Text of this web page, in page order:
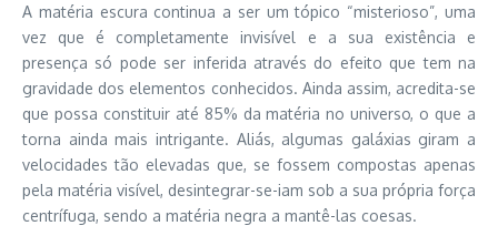
A matéria escura continua a ser um tópico “misterioso”, uma
vez que é completamente invisível e a sua existência e
presença só pode ser inferida através do efeito que tem na
gravidade dos elementos conhecidos. Ainda assim, acredita-se
que possa constituir até 85% da matéria no universo, o que a
torna ainda mais intrigante. Aliás, algumas galáxias giram a
velocidades tão elevadas que, se fossem compostas apenas
pela matéria visível, desintegrar-se-iam sob a sua própria força
centrífuga, sendo a matéria negra a mantê-las coesas.